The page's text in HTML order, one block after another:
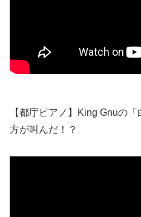
【都庁ピアノ】King Gnuの
方が叫んだ！？